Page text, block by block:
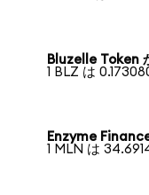
Bluzelle Token
1 BLZ は
Enzyme
1 MLN は